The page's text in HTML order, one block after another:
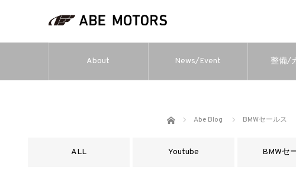
About News/Event 整備/
ホーム Abe Blog BMWセールス
ALL Youtube BMWセ